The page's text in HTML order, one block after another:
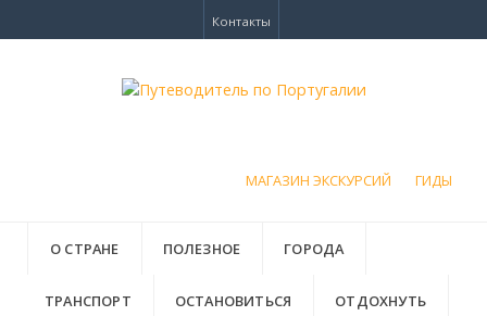
Контакты
МАГАЗИН ЭКСКУРСИЙ ГИДЫ
О СТРАНЕ ПОЛЕЗНОЕ ГОРОДА
ТРАНСПОРТ ОСТАНОВИТЬСЯ ОТДОХНУТЬ